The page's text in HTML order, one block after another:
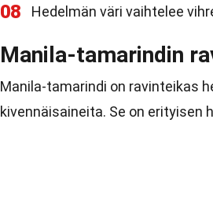
08 Hedelmän väri vaihtelee
Manila-tamarindin
Manila-tamarindi on ravinteikas
kivennäisaineita. Se on erityisen